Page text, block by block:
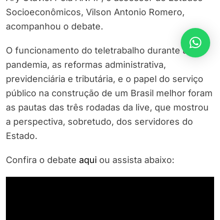
Socioeconômicos, Vilson Antonio Romero,
acompanhou o debate.
O funcionamento do teletrabalho durante a
pandemia, as reformas administrativa,
previdenciária e tributária, e o papel do serviço
público na construção de um Brasil melhor foram
as pautas das três rodadas da live, que mostrou
a perspectiva, sobretudo, dos servidores do
Estado.
Confira o debate aqui ou assista abaixo: